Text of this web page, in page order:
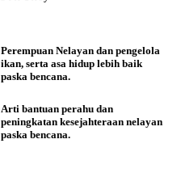
Perempuan Nelayan dan pengelola
ikan, serta asa hidup lebih baik
paska bencana.
Arti bantuan perahu dan
peningkatan kesejahteraan nelayan
paska bencana.